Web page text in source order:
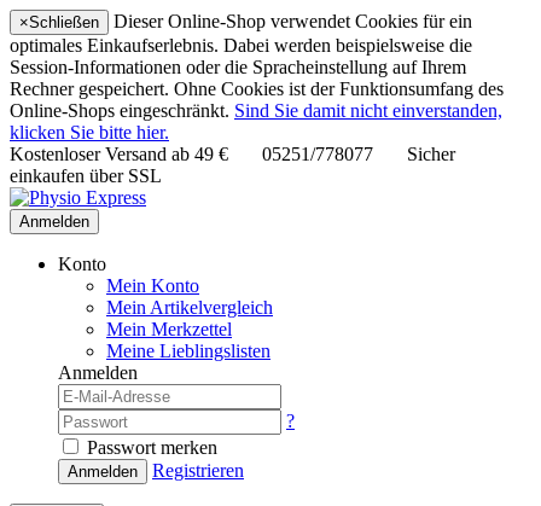
×Schließen
Dieser Online-Shop verwendet Cookies für ein
optimales Einkaufserlebnis. Dabei werden beispielsweise die
Session-Informationen oder die Spracheinstellung auf Ihrem
Rechner gespeichert. Ohne Cookies ist der Funktionsumfang des
Online-Shops eingeschränkt. Sind Sie damit nicht einverstanden,
klicken Sie bitte hier.
Kostenloser Versand ab 49 € 05251/778077 Sicher
einkaufen über SSL
Anmelden
Konto
Mein Konto
Mein Artikelvergleich
Mein Merkzettel
Meine Lieblingslisten
Anmelden
?
Passwort merken
Anmelden Registrieren